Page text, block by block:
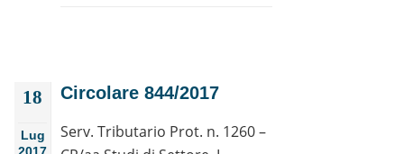
18
Lug
Circolare 844/2017
Serv. Tributario Prot. n. 1260 –